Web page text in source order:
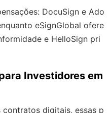
DocuSign e Ado
eSignGlobal ofere
e HelloSign pri
Investidores em
digitais, essas p